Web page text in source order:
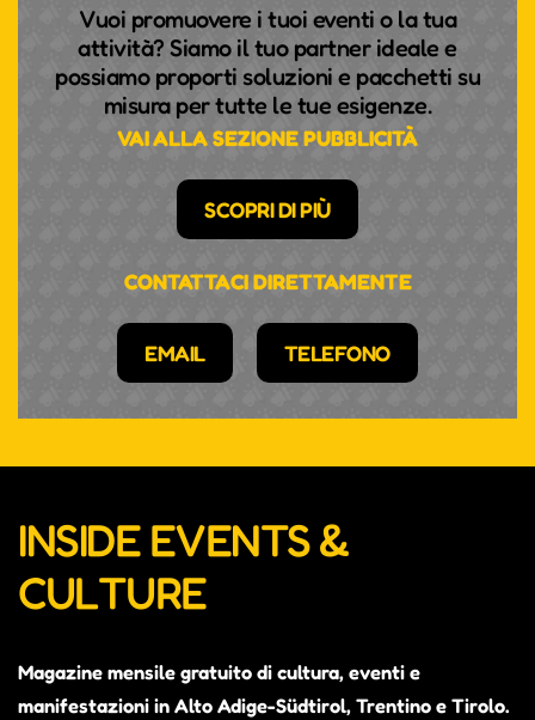
Vuoi promuovere i tuoi eventi o la tua
attività? Siamo il tuo partner ideale e
possiamo proporti soluzioni e pacchetti su
misura per tutte le tue esigenze.
VAI ALLA SEZIONE PUBBLICITÀ
SCOPRI DI PIÙ
CONTATTACI DIRETTAMENTE
EMAIL TELEFONO
INSIDE EVENTS &
CULTURE
Magazine mensile gratuito di cultura, eventi e
manifestazioni in Alto Adige-Südtirol, Trentino e Tirolo.